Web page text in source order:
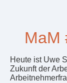
MaM
Heute ist Uwe
Zukunft der